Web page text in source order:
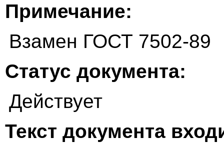
Примечание:
Взамен ГОСТ 7502-89
Статус документа:
Действует
Текст документа